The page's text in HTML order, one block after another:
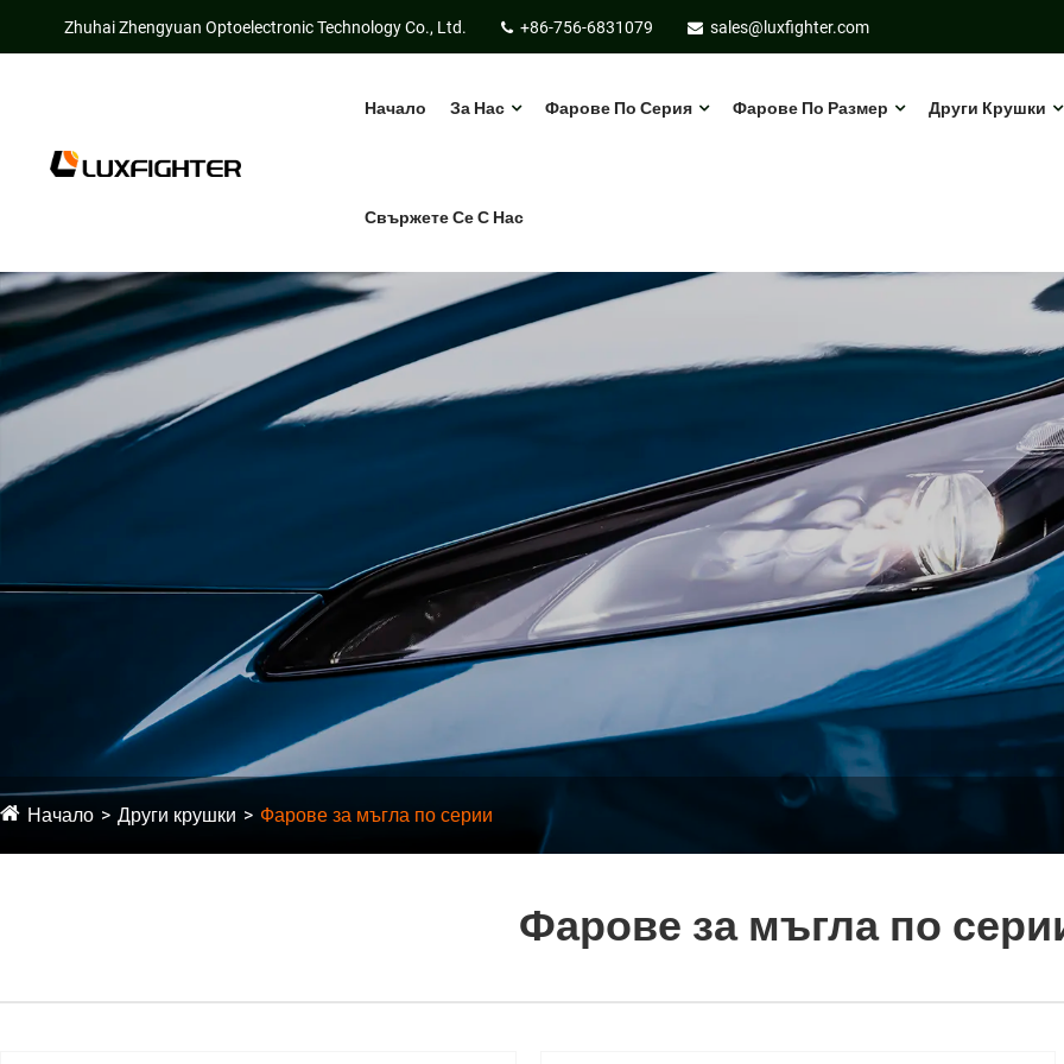
Zhuhai Zhengyuan Optoelectronic Technology Co., Ltd. +86-756-6831079 sales@luxfighter.com
Начало За Нас Фарове По Серия Фарове По Размер Други Крушки
Свържете Се С Нас
Начало Други крушки Фарове за мъгла по серии
Фарове за мъгла по